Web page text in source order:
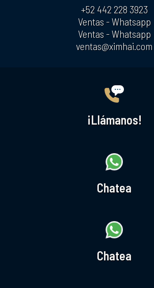
+52 442 228 3923
Ventas - Whatsapp
Ventas - Whatsapp
ventas@ximhai.com
¡Llámanos!
Chatea
Chatea